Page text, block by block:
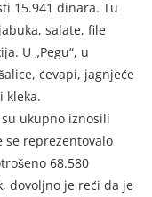
15.941 dinara. Tu
salate, file
U „Pegu“, u
ćevapi, jagnjeće
kleka.
ukupno iznosili
se reprezentovalo
68.580
dovoljno je reći da je